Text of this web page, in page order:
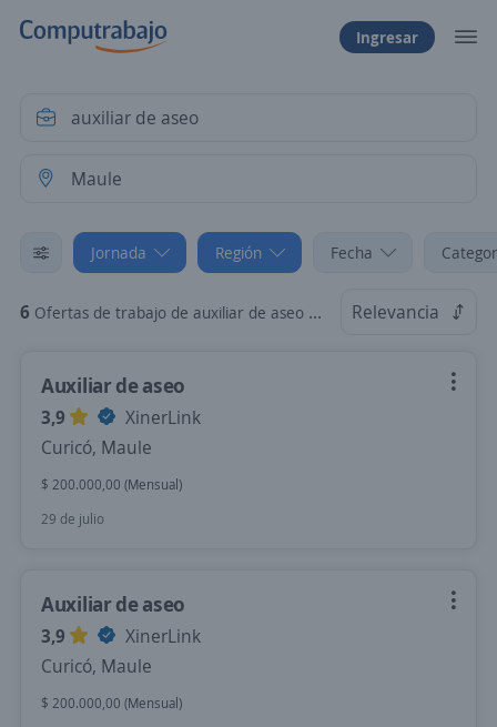
Ingresar
Jornada Región Fecha
6 Ofertas de trabajo de auxiliar de aseo en Maule: Jornada part time Relevancia
Auxiliar de aseo
3,9
XinerLink
Curicó, Maule
$ 200.000,00 (Mensual)
29 de julio
Auxiliar de aseo
3,9
XinerLink
Curicó, Maule
$ 200.000,00 (Mensual)